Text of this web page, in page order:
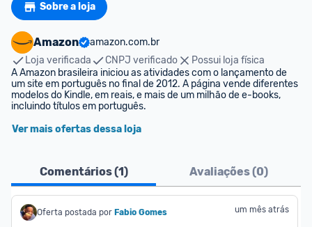
Sobre a loja
Amazon
amazon.com.br
Loja verificada
CNPJ verificado
Possui loja física
A Amazon brasileira iniciou as atividades com o lançamento de
um site em português no final de 2012. A página vende diferentes
modelos do Kindle, em reais, e mais de um milhão de e-books,
incluindo títulos em português.
Ver mais ofertas dessa loja
Comentários (1) Avaliações (0)
Oferta postada por Fabio Gomes um mês atrás